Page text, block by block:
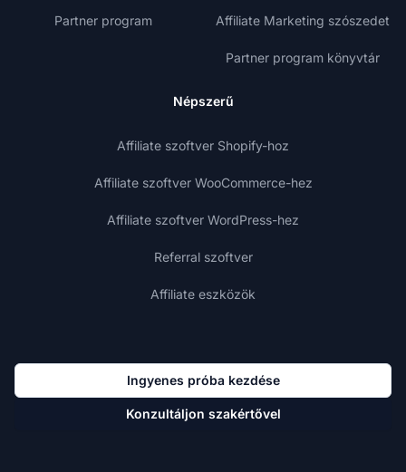
Partner program Affiliate Marketing szószedet
Partner program könyvtár
Népszerű
Affiliate szoftver Shopify-hoz
Affiliate szoftver WooCommerce-hez
Affiliate szoftver WordPress-hez
Referral szoftver
Affiliate eszközök
Ingyenes próba kezdése
Konzultáljon szakértővel